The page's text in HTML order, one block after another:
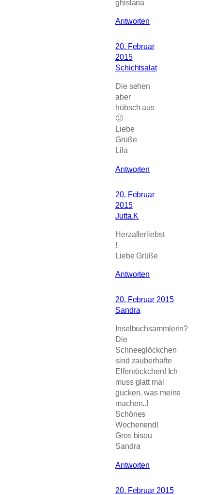
ghislana
Antworten
20. Februar
2015
Schichtsalat
Die sehen
aber
hübsch aus
🙂
Liebe
Grüße
Lila
Antworten
20. Februar
2015
Jutta.K
Herzallerliebst
!
Liebe Grüße
Antworten
20. Februar 2015
Sandra
Inselbuchsammlerin?
Die
Schneeglöckchen
sind zauberhafte
Elfenröckchen! Ich
muss glatt mal
gucken, was meine
machen..!
Schönes
Wochenend!
Gros bisou
Sandra
Antworten
20. Februar 2015